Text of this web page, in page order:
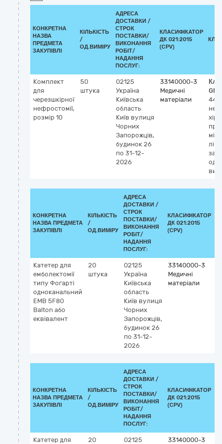
КОНКРЕТНА
НАЗВА
ПРЕДМЕТА
ЗАКУПІВЛІ
КІЛЬКІСТЬ
/
ОД.ВИМІРУ
АДРЕСА
ДОСТАВКИ /
СТРОК
ПОСТАВКИ/
ВИКОНАННЯ
РОБІТ/
НАДАННЯ
ПОСЛУГ:
КЛАСИФІКАТОР
ДК 021:2015
(CPV)
Комплект
для
черезшкірної
нефростомії,
розмір 10
50
штука
02125
Україна
Київська
область
Київ вулиця
Чорних
Запорожців,
будинок 26
по 31-12-
2026
33140000-3
Медичні
матеріали
КОНКРЕТНА
НАЗВА ПРЕДМЕТА
ЗАКУПІВЛІ
КІЛЬКІСТЬ
/
ОД.ВИМІРУ
АДРЕСА
ДОСТАВКИ /
СТРОК
ПОСТАВКИ/
ВИКОНАННЯ
РОБІТ/
НАДАННЯ
ПОСЛУГ:
КЛАСИФІКАТОР
ДК 021:2015
(CPV)
Катетер для
емболектомії
типу Фогарті
одноканальний
ЕМВ 5F80
Balton або
еквівалент
20
штука
02125
Україна
Київська
область
Київ вулиця
Чорних
Запорожців,
будинок 26
по 31-12-
2026
33140000-3
Медичні
матеріали
КОНКРЕТНА
НАЗВА ПРЕДМЕТА
ЗАКУПІВЛІ
КІЛЬКІСТЬ
/
ОД.ВИМІРУ
АДРЕСА
ДОСТАВКИ /
СТРОК
ПОСТАВКИ/
ВИКОНАННЯ
РОБІТ/
НАДАННЯ
ПОСЛУГ:
КЛАСИФІКАТОР
ДК 021:2015
(CPV)
Катетер для
20
02125
33140000-3